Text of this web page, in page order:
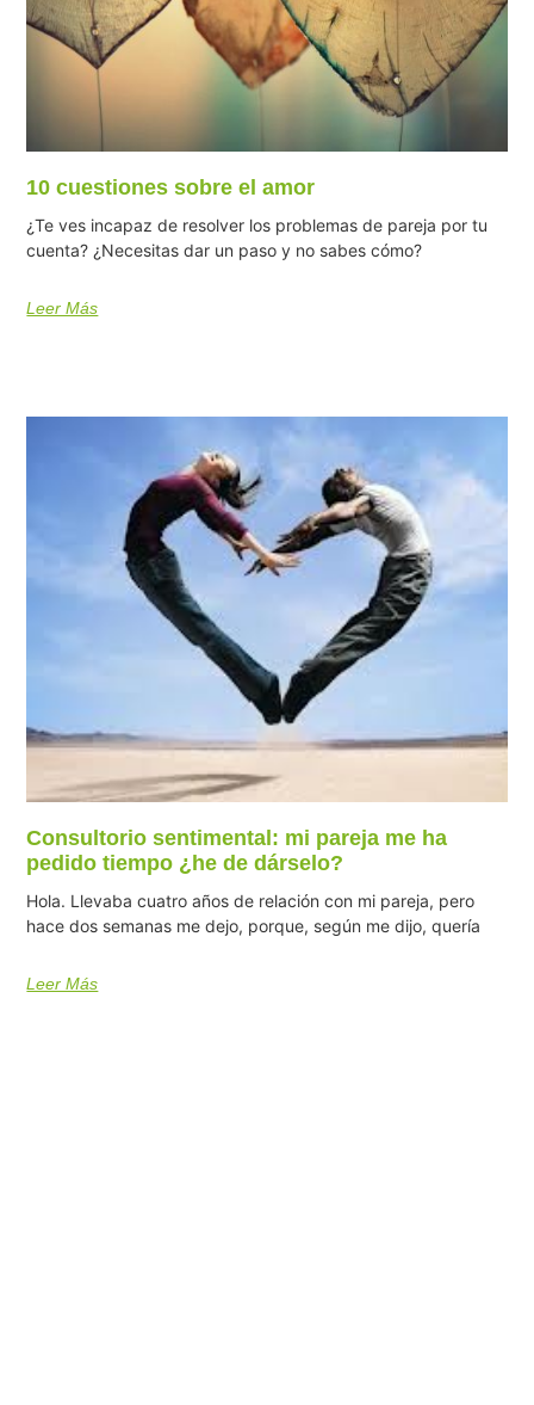
10 cuestiones sobre el amor
¿Te ves incapaz de resolver los problemas de pareja por tu
cuenta? ¿Necesitas dar un paso y no sabes cómo?
Leer Más
Consultorio sentimental: mi pareja me ha
pedido tiempo ¿he de dárselo?
Hola. Llevaba cuatro años de relación con mi pareja, pero
hace dos semanas me dejo, porque, según me dijo, quería
Leer Más